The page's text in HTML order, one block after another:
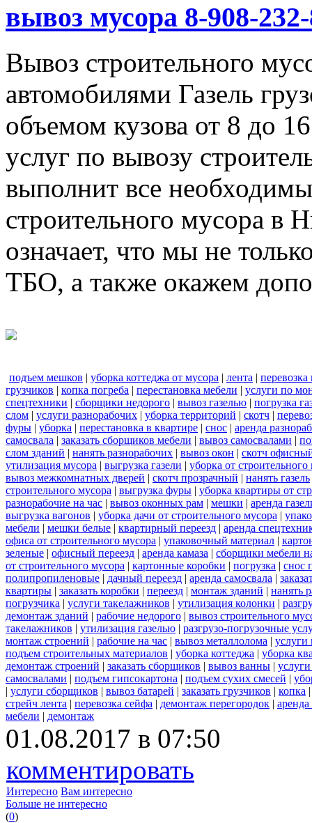
вывоз мусора 8-908-
Вывоз строительного
автомобилями Газель
объемом кузова от 8 до
услуг по вывозу
выполнит все
строительного мусора в
означает, что мы не
ТБО, а также окажем
подъем мешков | уборка коттеджа от мусора | лента |
грузчиков | копка погреба | перестановка мебели | услуги по
спецтехники | сборщики недорого | вывоз газелью | погрузка
слом | услуги разнорабочих | уборка территорий | скотч |
фуры | уборка | перестановка в квартире | снос | аренда
самосвала | заказать сборщиков мебели | вывоз самосвалами |
слом зданий | нанять разнорабочих | вывоз окон | скотч
утилизация мусора | выгрузка газели | уборка от строительного
вывоз межкомнатных дверей | скотч прозрачный | нанять газель
строительного мусора | выгрузка фуры | уборка квартиры от
разнорабочие на час | вывоз оконных рам | мешки | аренда
выгрузка вагонов | уборка дачи от строительного мусора |
мебели | мешки белые | квартирный переезд | аренда
офиса от строительного мусора | упаковочный материал |
зеленые | офисный переезд | аренда камаза | сборщики мебели
от строительного мусора | картонные коробки | погрузка | снос
полипропиленовые | дачный переезд | аренда самосвала |
квартиры | заказать коробки | переезд | монтаж зданий | нанять
погрузчика | услуги такелажников | утилизация колонки |
демонтаж зданий | рабочие недорого | вывоз строительного
такелажников | утилизация газелью | разгрузо-погрузочные
монтаж строений | рабочие на час | вывоз металлолома | услуги
подъем строительных материалов | уборка коттеджа | уборка
демонтаж строений | заказать сборщиков | вывоз ванны |
самосвалами | подъем гипсокартона | подъем сухих смесей |
| услуги сборщиков | вывоз батарей | заказать грузчиков | копка
стрейч лента | перевозка сейфа | демонтаж перегородок |
мебели | демонтаж
01.08.2017 в 07:50
комментировать
Интересно Вам интересно
Больше не интересно
(0)